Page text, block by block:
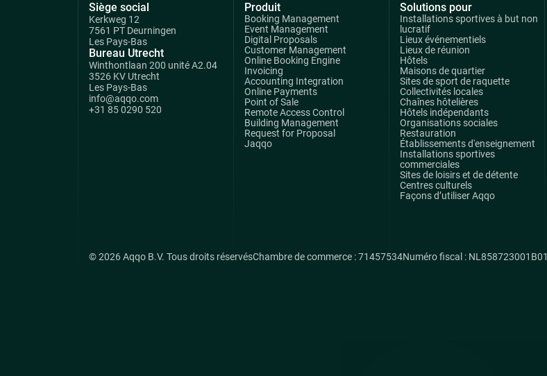
Siège social
Kerkweg 12
7561 PT Deurningen
Les Pays-Bas
Bureau Utrecht
Winthontlaan 200 unité A2.04
3526 KV Utrecht
Les Pays-Bas
info@aqqo.com
+31 85 0290 520
Produit
Booking Management
Event Management
Digital Proposals
Customer Management
Online Booking Engine
Invoicing
Accounting Integration
Online Payments
Point of Sale
Remote Access Control
Building Management
Request for Proposal
Jaqqo
Solutions pour
Installations sportives à but non
lucratif
Lieux événementiels
Lieux de réunion
Hôtels
Maisons de quartier
Sites de sport de raquette
Collectivités locales
Chaînes hôtelières
Hôtels indépendants
Organisations sociales
Restauration
Établissements d'enseignement
Installations sportives
commerciales
Sites de loisirs et de détente
Centres culturels
Façons d’utiliser Aqqo
© 2026 Aqqo B.V. Tous droits réservésChambre de commerce : 71457534Numéro fiscal : NL858723001B01